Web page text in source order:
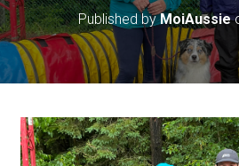
Published byMoiAussie